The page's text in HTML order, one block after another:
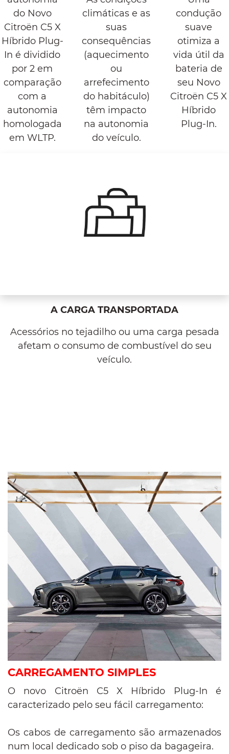
do Novo
Citroën C5 X
Híbrido Plug-
In é dividido
por 2 em
comparação
com a
autonomia
homologada
em WLTP.
climáticas e as
suas
consequências
(aquecimento
ou
arrefecimento
do habitáculo)
têm impacto
na autonomia
do veículo.
condução
suave
otimiza a
vida útil da
bateria de
seu Novo
Citroën C5 X
Híbrido
Plug-In.
A CARGA TRANSPORTADA
Acessórios no tejadilho ou uma carga pesada
afetam o consumo de combustível do seu
veículo.
CARREGAMENTO SIMPLES
O novo Citroën C5 X Híbrido Plug-In é
caracterizado pelo seu fácil carregamento:
Os cabos de carregamento são armazenados
num local dedicado sob o piso da bagageira.